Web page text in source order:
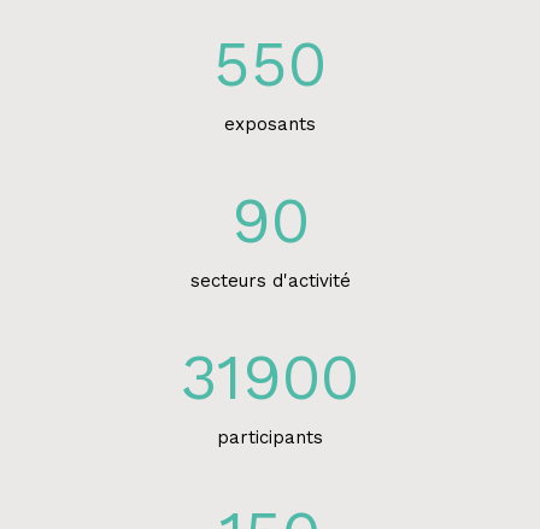
550
exposants
90
secteurs d'activité
31900
participants